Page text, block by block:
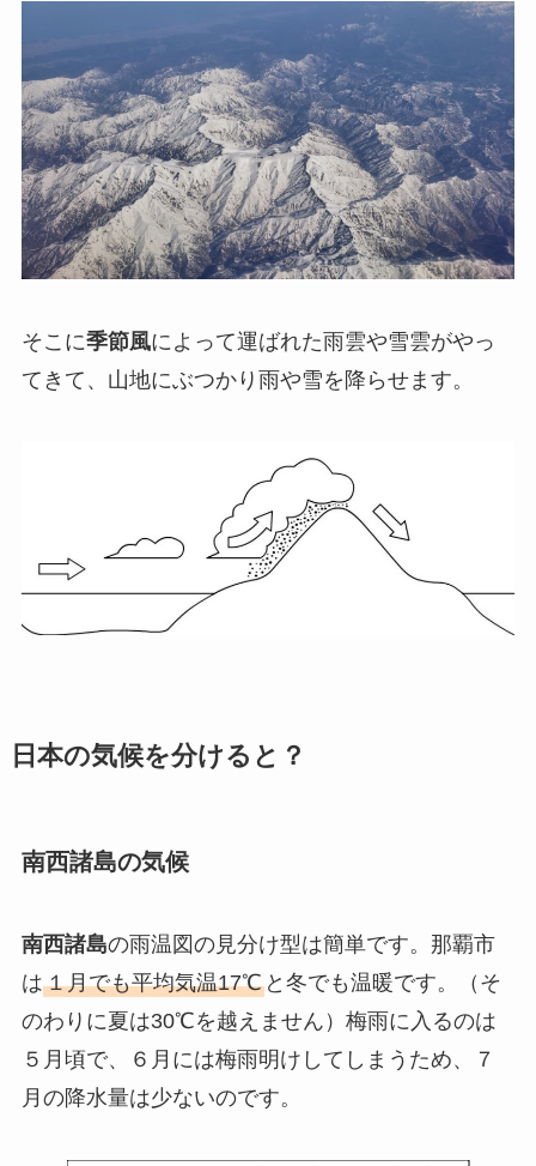
そこに季節風によって運ばれた雨雲や雪雲がやっ
てきて、山地にぶつかり雨や雪を降らせます。
日本の気候を分けると？
南西諸島の気候
南西諸島の雨温図の見分け型は簡単です。那覇市
は１月でも平均気温17℃と冬でも温暖です。（そ
のわりに夏は30℃を越えません）梅雨に入るのは
５月頃で、６月には梅雨明けしてしまうため、７
月の降水量は少ないのです。